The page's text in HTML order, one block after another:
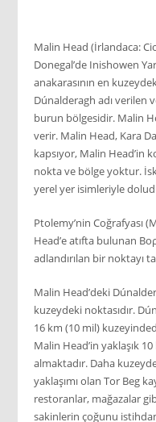
Malin Head (İrlandaca:
Donegal’de Inishowen
anakarasının en
Dúnalderagh adı verilen
burun bölgesidir. Malin
verir. Malin Head, Kara
kapsıyor, Malin Head’in
nokta ve bölge yoktur.
yerel yer isimleriyle
Ptolemy’nin Coğrafyası
Head’e atıfta bulunan
adlandırılan bir noktayı
Malin Head’deki
kuzeydeki noktasıdır.
16 km (10 mil)
Malin Head’in yaklaşık
almaktadır. Daha
yaklaşımı olan Tor Beg
restoranlar, mağazalar
sakinlerin çoğunu